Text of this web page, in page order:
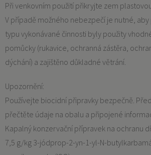
Při venkovním použití přikryjte zem
V případě možného nebezpečí je nutné,
typu vykonávané činnosti byly použity
pomůcky (rukavice, ochranná zástěra,
dýchání) a zajištěno důkladné větrání.
Upozornění:
Používejte biocidní připravky bezpečně.
přečtěte údaje na obalu a připojené
Kapalný konzervační přípravek na ochranu
7,5 g/kg 3-jódprop-2-yn-1-yl-N-